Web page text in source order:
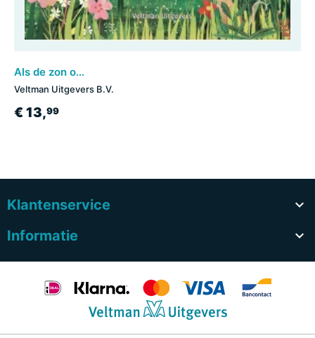
Als de zon ondergaat
Veltman Uitgevers B.V.
€ 13,99
Klantenservice

Informatie
